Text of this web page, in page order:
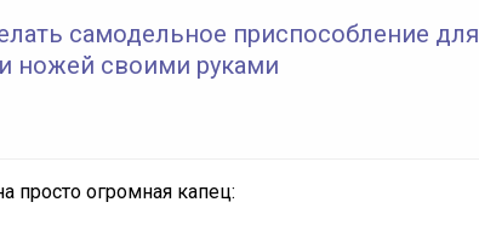
самодельное приспособление для
ножей своими руками
просто огромная капец: